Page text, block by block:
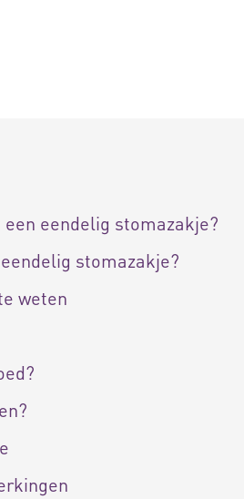
eendelig stomazakje?
stomazakje?
weten